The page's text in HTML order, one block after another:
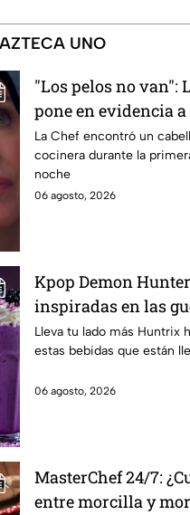
UNO
"Los pelos no van":
pone en evidencia
de mandiles negros
La Chef encontró un
cocinera durante la
noche
06 agosto, 2026
Kpop Demon
inspiradas en las
para llevar a la
clases 2026; son
Lleva tu lado más Huntrix
estas bebidas que están
06 agosto, 2026
MasterChef 24/7:
entre morcilla y